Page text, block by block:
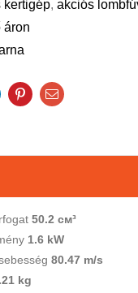
kertigép, akciós
áron
PinterestEmail
50.2 см³
1.6 kW
80.47 m/s
kg